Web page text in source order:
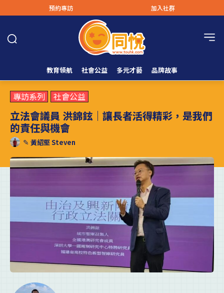
預約專訪 加入社群
教育領航 社會公益 多元才藝 品牌故事
專訪系列 社會公益
立法會議員 洪錦鉉｜讓長者活得精彩，是我們
的責任與機會
✎ 黃紹堅 Steven